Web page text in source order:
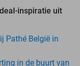
inspiratie uit
Pathé België in
in de buurt van